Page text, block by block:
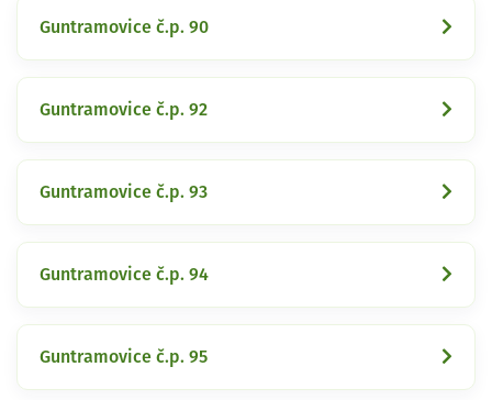
Guntramovice č.p. 90
Guntramovice č.p. 92
Guntramovice č.p. 93
Guntramovice č.p. 94
Guntramovice č.p. 95